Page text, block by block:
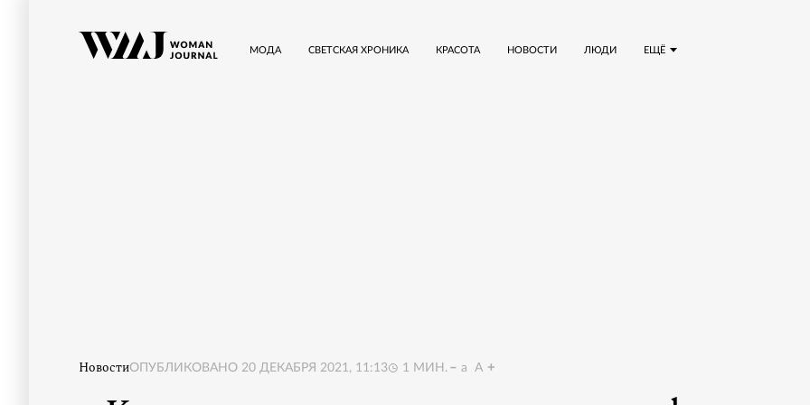
ЕЩЁ
МОДА СВЕТСКАЯ ХРОНИКА КРАСОТА НОВОСТИ ЛЮДИ
НовостиОПУБЛИКОВАНО 20 ДЕКАБРЯ 2021, 11:13 1 МИН. a A